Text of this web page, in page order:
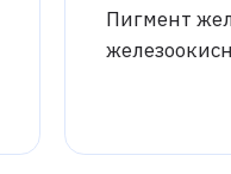
Пигмент